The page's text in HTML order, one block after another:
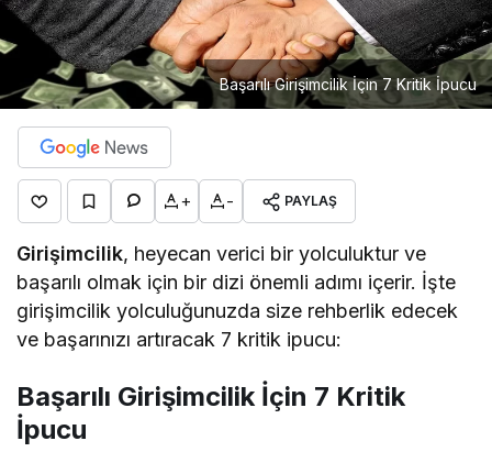
Başarılı Girişimcilik İçin 7 Kritik İpucu
+ - PAYLAŞ
Girişimcilik, heyecan verici bir yolculuktur ve
başarılı olmak için bir dizi önemli adımı içerir. İşte
girişimcilik yolculuğunuzda size rehberlik edecek
ve başarınızı artıracak 7 kritik ipucu:
Başarılı Girişimcilik İçin 7 Kritik
İpucu